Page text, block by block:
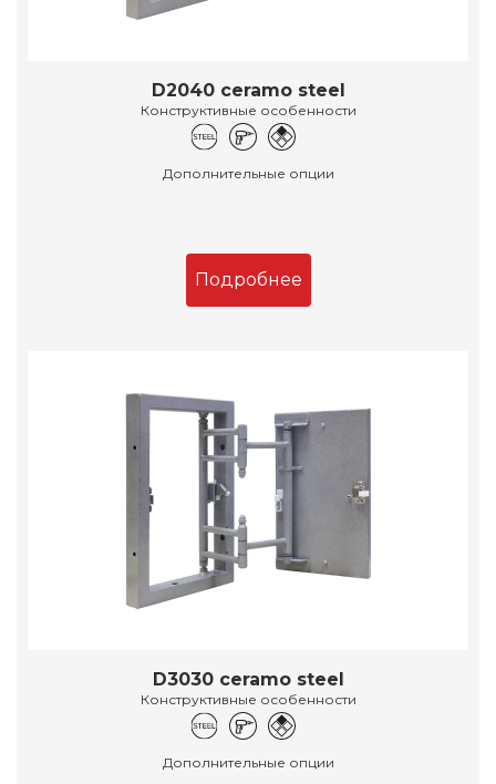
D2040 ceramo steel
Конструктивные особенности
Дополнительные опции
Подробнее
D3030 ceramo steel
Конструктивные особенности
Дополнительные опции